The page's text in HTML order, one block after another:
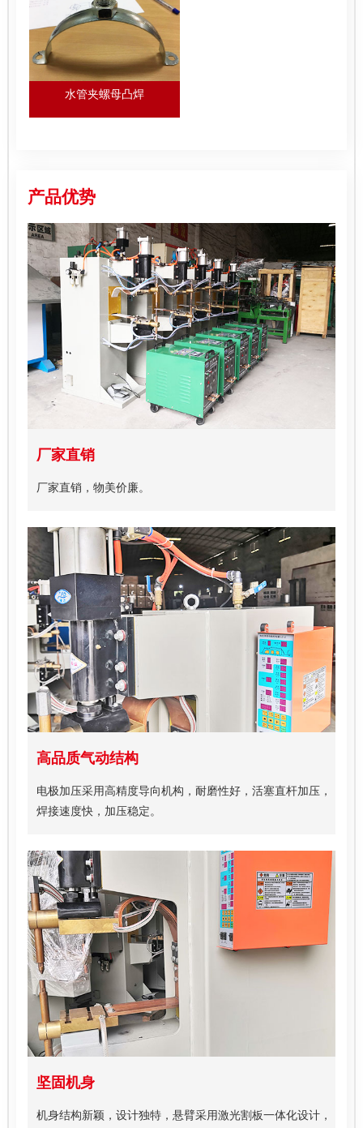
水管夹螺母凸焊
产品优势
厂家直销
厂家直销，物美价廉。
高品质气动结构
电极加压采用高精度导向机构，耐磨性好，活塞直杆加压，
焊接速度快，加压稳定。
坚固机身
机身结构新颖，设计独特，悬臂采用激光割板一体化设计，